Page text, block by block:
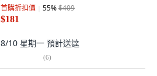
首購折扣價 55%$409
$181
8/10 星期一 預計送達
(6)